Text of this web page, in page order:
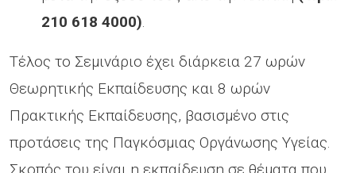
210 618 4000).
Τέλος το Σεμινάριο έχει διάρκεια 27 ωρών
Θεωρητικής Εκπαίδευσης και 8 ωρών
Πρακτικής Εκπαίδευσης, βασισμένο στις
προτάσεις της Παγκόσμιας Οργάνωσης Υγείας.